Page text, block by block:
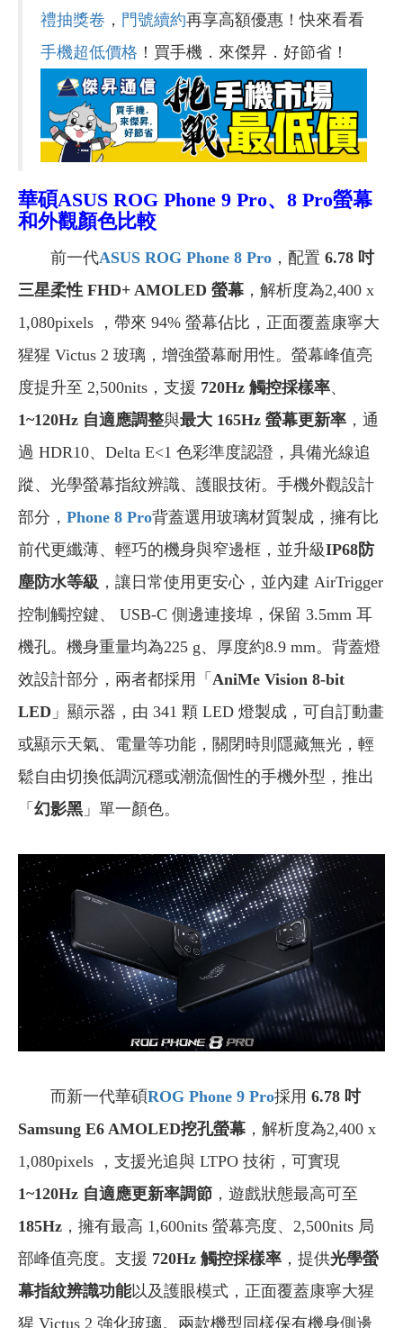
禮抽獎卷 ， 門號續約再享高額優惠！快來看看
手機超低價格 ！買手機．來傑昇．好節省！
華碩ASUS ROG Phone 9 Pro、8 Pro螢幕
和外觀顏色比較
前一代ASUS ROG Phone 8 Pro ，配置 6.78 吋
三星柔性 FHD+ AMOLED 螢幕 ，解析度為2,400 x
1,080pixels ，帶來 94% 螢幕佔比，正面覆蓋康寧大
猩猩 Victus 2 玻璃，增強螢幕耐用性。螢幕峰值亮
度提升至 2,500nits，支援 720Hz 觸控採樣率、
1~120Hz 自適應調整與最大 165Hz 螢幕更新率 ，通
過 HDR10、Delta E<1 色彩準度認證，具備光線追
蹤、光學螢幕指紋辨識、護眼技術。手機外觀設計
部分， Phone 8 Pro背蓋選用玻璃材質製成，擁有比
前代更纖薄、輕巧的機身與窄邊框，並升級IP68防
塵防水等級 ，讓日常使用更安心，並內建 AirTrigger
控制觸控鍵、 USB-C 側邊連接埠，保留 3.5mm 耳
機孔。機身重量均為225 g、厚度約8.9 mm。背蓋燈
效設計部分，兩者都採用「 AniMe Vision 8-bit
LED 」顯示器，由 341 顆 LED 燈製成，可自訂動畫
或顯示天氣、電量等功能，關閉時則隱藏無光，輕
鬆自由切換低調沉穩或潮流個性的手機外型，推出
「 幻影黑 」單一顏色。
而新一代華碩ROG Phone 9 Pro採用 6.78 吋
Samsung E6 AMOLED挖孔螢幕 ，解析度為2,400 x
1,080pixels ，支援光追與 LTPO 技術，可實現
1~120Hz 自適應更新率調節 ，遊戲狀態最高可至
185Hz ，擁有最高 1,600nits 螢幕亮度、2,500nits 局
部峰值亮度。支援 720Hz 觸控採樣率 ，提供光學螢
幕指紋辨識功能以及護眼模式，正面覆蓋康寧大猩
猩 Victus 2 強化玻璃。兩款機型同樣保有機身側邊